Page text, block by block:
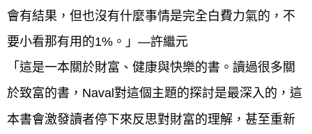
會有結果，但也沒有什麼事情是完全白費力氣的，不
要小看那有用的1%。」—許繼元
「這是一本關於財富、健康與快樂的書。讀過很多關
於致富的書，Naval對這個主題的探討是最深入的，這
本書會激發讀者停下來反思對財富的理解，甚至重新